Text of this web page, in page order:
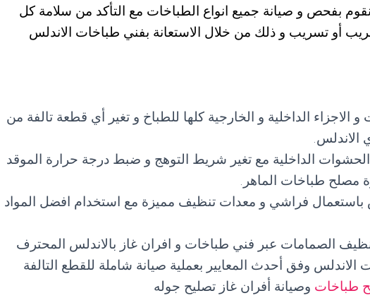
بفحص و صيانة جميع انواع الطباخات مع التأكد من سلامة كل
أو تسريب و ذلك من خلال الاستعانة بفني طباخات الاندلس
الداخلية و الخارجية كلها للطباخ و تغير أي قطعة تالفة من
الاندلس.
الداخلية مع تغير شريط التوهج و ضبط درجة حرارة الموقد
مصلح طباخات الماهر.
فراشي و معدات تنظيف مميزة مع استخدام افضل المواد
الصمامات عبر فني طباخات و افران غاز بالاندلس المحترف
وفق أحدث المعايير بعملية صيانة شاملة للقطع التالفة
طباخات وصيانة أفران غاز تصليح جوله